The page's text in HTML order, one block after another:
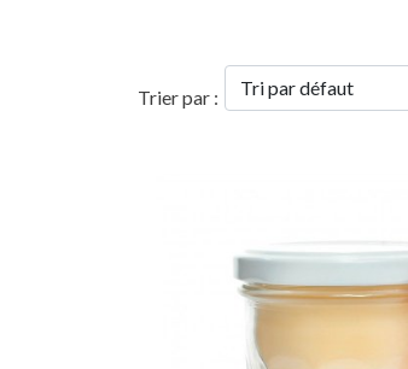
Trier par :